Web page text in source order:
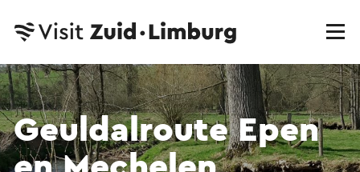
Geuldalroute Epen